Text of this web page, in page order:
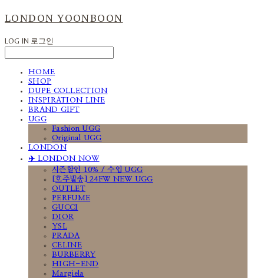
LONDON YOONBOON
LOG IN 로그인
HOME
SHOP
DUPE COLLECTION
INSPIRATION LINE
BRAND GIFT
UGG
Fashion UGG
Original UGG
LONDON
✈️ LONDON NOW
시즌할인 10% / 수입 UGG
[호주발송] 24FW NEW UGG
OUTLET
PERFUME
GUCCI
DIOR
YSL
PRADA
CELINE
BURBERRY
HIGH-END
Margiela